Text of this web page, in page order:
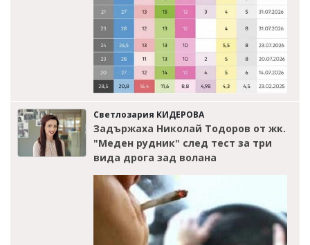
Светлозария КИДЕРОВА
Задържаха Николай Тодоров от жк.
"Меден рудник" след тест за три
вида дрога зад волана